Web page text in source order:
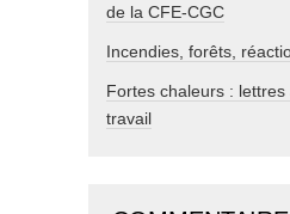
de la CFE-CGC
Incendies, forêts,
Fortes chaleurs :
travail